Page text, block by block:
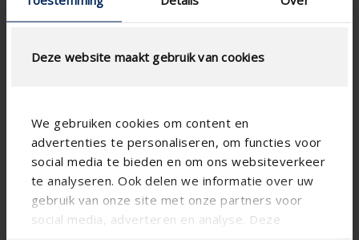
Deze website maakt gebruik van cookies
We gebruiken cookies om content en
advertenties te personaliseren, om functies voor
social media te bieden en om ons websiteverkeer
te analyseren. Ook delen we informatie over uw
gebruik van onze site met onze partners voor
social media, adverteren en analyse. Deze